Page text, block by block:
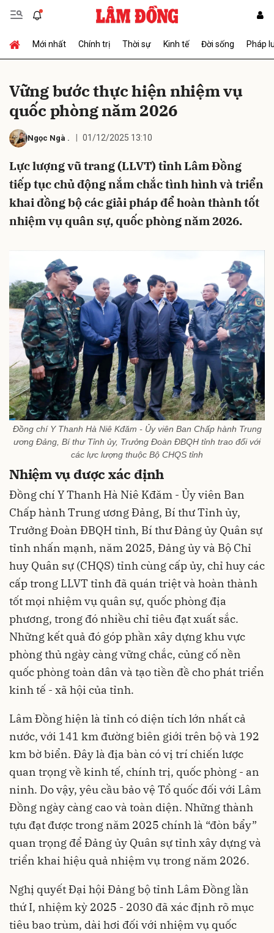
Mới nhất Chính trị Thời sự Kinh tế Đời sống Pháp
Vững bước thực hiện nhiệm vụ
quốc phòng năm 2026
Ngọc Ngà . 01/12/2025 13:10
Lực lượng vũ trang (LLVT) tỉnh Lâm Đồng
tiếp tục chủ động nắm chắc tình hình và triển
khai đồng bộ các giải pháp để hoàn thành tốt
nhiệm vụ quân sự, quốc phòng năm 2026.
Đồng chí Y Thanh Hà Niê Kđăm - Ủy viên Ban Chấp hành Trung
ương Đảng, Bí thư Tỉnh ủy, Trưởng Đoàn ĐBQH tỉnh trao đổi với
các lực lượng thuộc Bộ CHQS tỉnh
Nhiệm vụ được xác định
Đồng chí Y Thanh Hà Niê Kđăm - Ủy viên Ban
Chấp hành Trung ương Đảng, Bí thư Tỉnh ủy,
Trưởng Đoàn ĐBQH tỉnh, Bí thư Đảng ủy Quân sự
tỉnh nhấn mạnh, năm 2025, Đảng ủy và Bộ Chỉ
huy Quân sự (CHQS) tỉnh cùng cấp ủy, chỉ huy các
cấp trong LLVT tỉnh đã quán triệt và hoàn thành
tốt mọi nhiệm vụ quân sự, quốc phòng địa
phương, trong đó nhiều chỉ tiêu đạt xuất sắc.
Những kết quả đó góp phần xây dựng khu vực
phòng thủ ngày càng vững chắc, củng cố nền
quốc phòng toàn dân và tạo tiền đề cho phát triển
kinh tế - xã hội của tỉnh.
Lâm Đồng hiện là tỉnh có diện tích lớn nhất cả
nước, với 141 km đường biên giới trên bộ và 192
km bờ biển. Đây là địa bàn có vị trí chiến lược
quan trọng về kinh tế, chính trị, quốc phòng - an
ninh. Do vậy, yêu cầu bảo vệ Tổ quốc đối với Lâm
Đồng ngày càng cao và toàn diện. Những thành
tựu đạt được trong năm 2025 chính là “đòn bẩy”
quan trọng để Đảng ủy Quân sự tỉnh xây dựng và
triển khai hiệu quả nhiệm vụ trong năm 2026.
Nghị quyết Đại hội Đảng bộ tỉnh Lâm Đồng lần
thứ I, nhiệm kỳ 2025 - 2030 đã xác định rõ mục
tiêu bao trùm, dài hơi đối với nhiệm vụ quốc
Gửi bình luận
Hủy Gửi